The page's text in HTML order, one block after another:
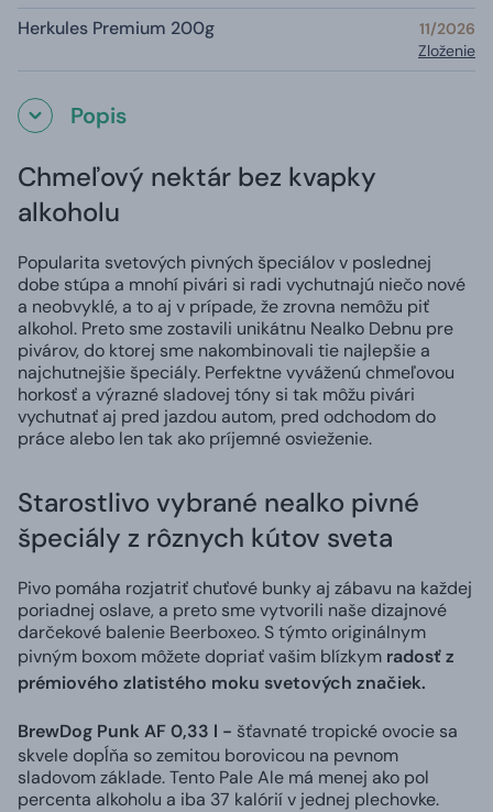
Herkules Premium 200g
11/2026
Zloženie
Popis
Chmeľový nektár bez kvapky
alkoholu
Popularita svetových pivných špeciálov v poslednej
dobe stúpa a mnohí pivári si radi vychutnajú niečo nové
a neobvyklé, a to aj v prípade, že zrovna nemôžu piť
alkohol. Preto sme zostavili unikátnu Nealko Debnu pre
pivárov, do ktorej sme nakombinovali tie najlepšie a
najchutnejšie špeciály. Perfektne vyváženú chmeľovou
horkosť a výrazné sladovej tóny si tak môžu pivári
vychutnať aj pred jazdou autom, pred odchodom do
práce alebo len tak ako príjemné osvieženie.
Starostlivo vybrané nealko pivné
špeciály z rôznych kútov sveta
Pivo pomáha rozjatriť chuťové bunky aj zábavu na každej
poriadnej oslave, a preto sme vytvorili naše dizajnové
darčekové balenie Beerboxeo. S týmto originálnym
pivným boxom môžete dopriať vašim blízkym radosť z
prémiového zlatistého moku svetových značiek.
BrewDog Punk AF 0,33 l - šťavnaté tropické ovocie sa
skvele dopĺňa so zemitou borovicou na pevnom
sladovom základe. Tento Pale Ale má menej ako pol
percenta alkoholu a iba 37 kalórií v jednej plechovke.